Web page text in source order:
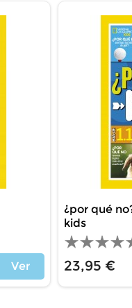
Ver
¿por qué
kids
23,95 €